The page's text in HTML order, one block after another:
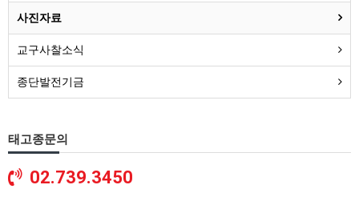
사진자료
교구사찰소식
종단발전기금
태고종문의
02.739.3450